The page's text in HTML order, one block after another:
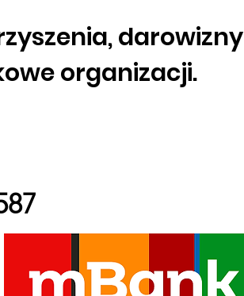
darowizny
organizacji.